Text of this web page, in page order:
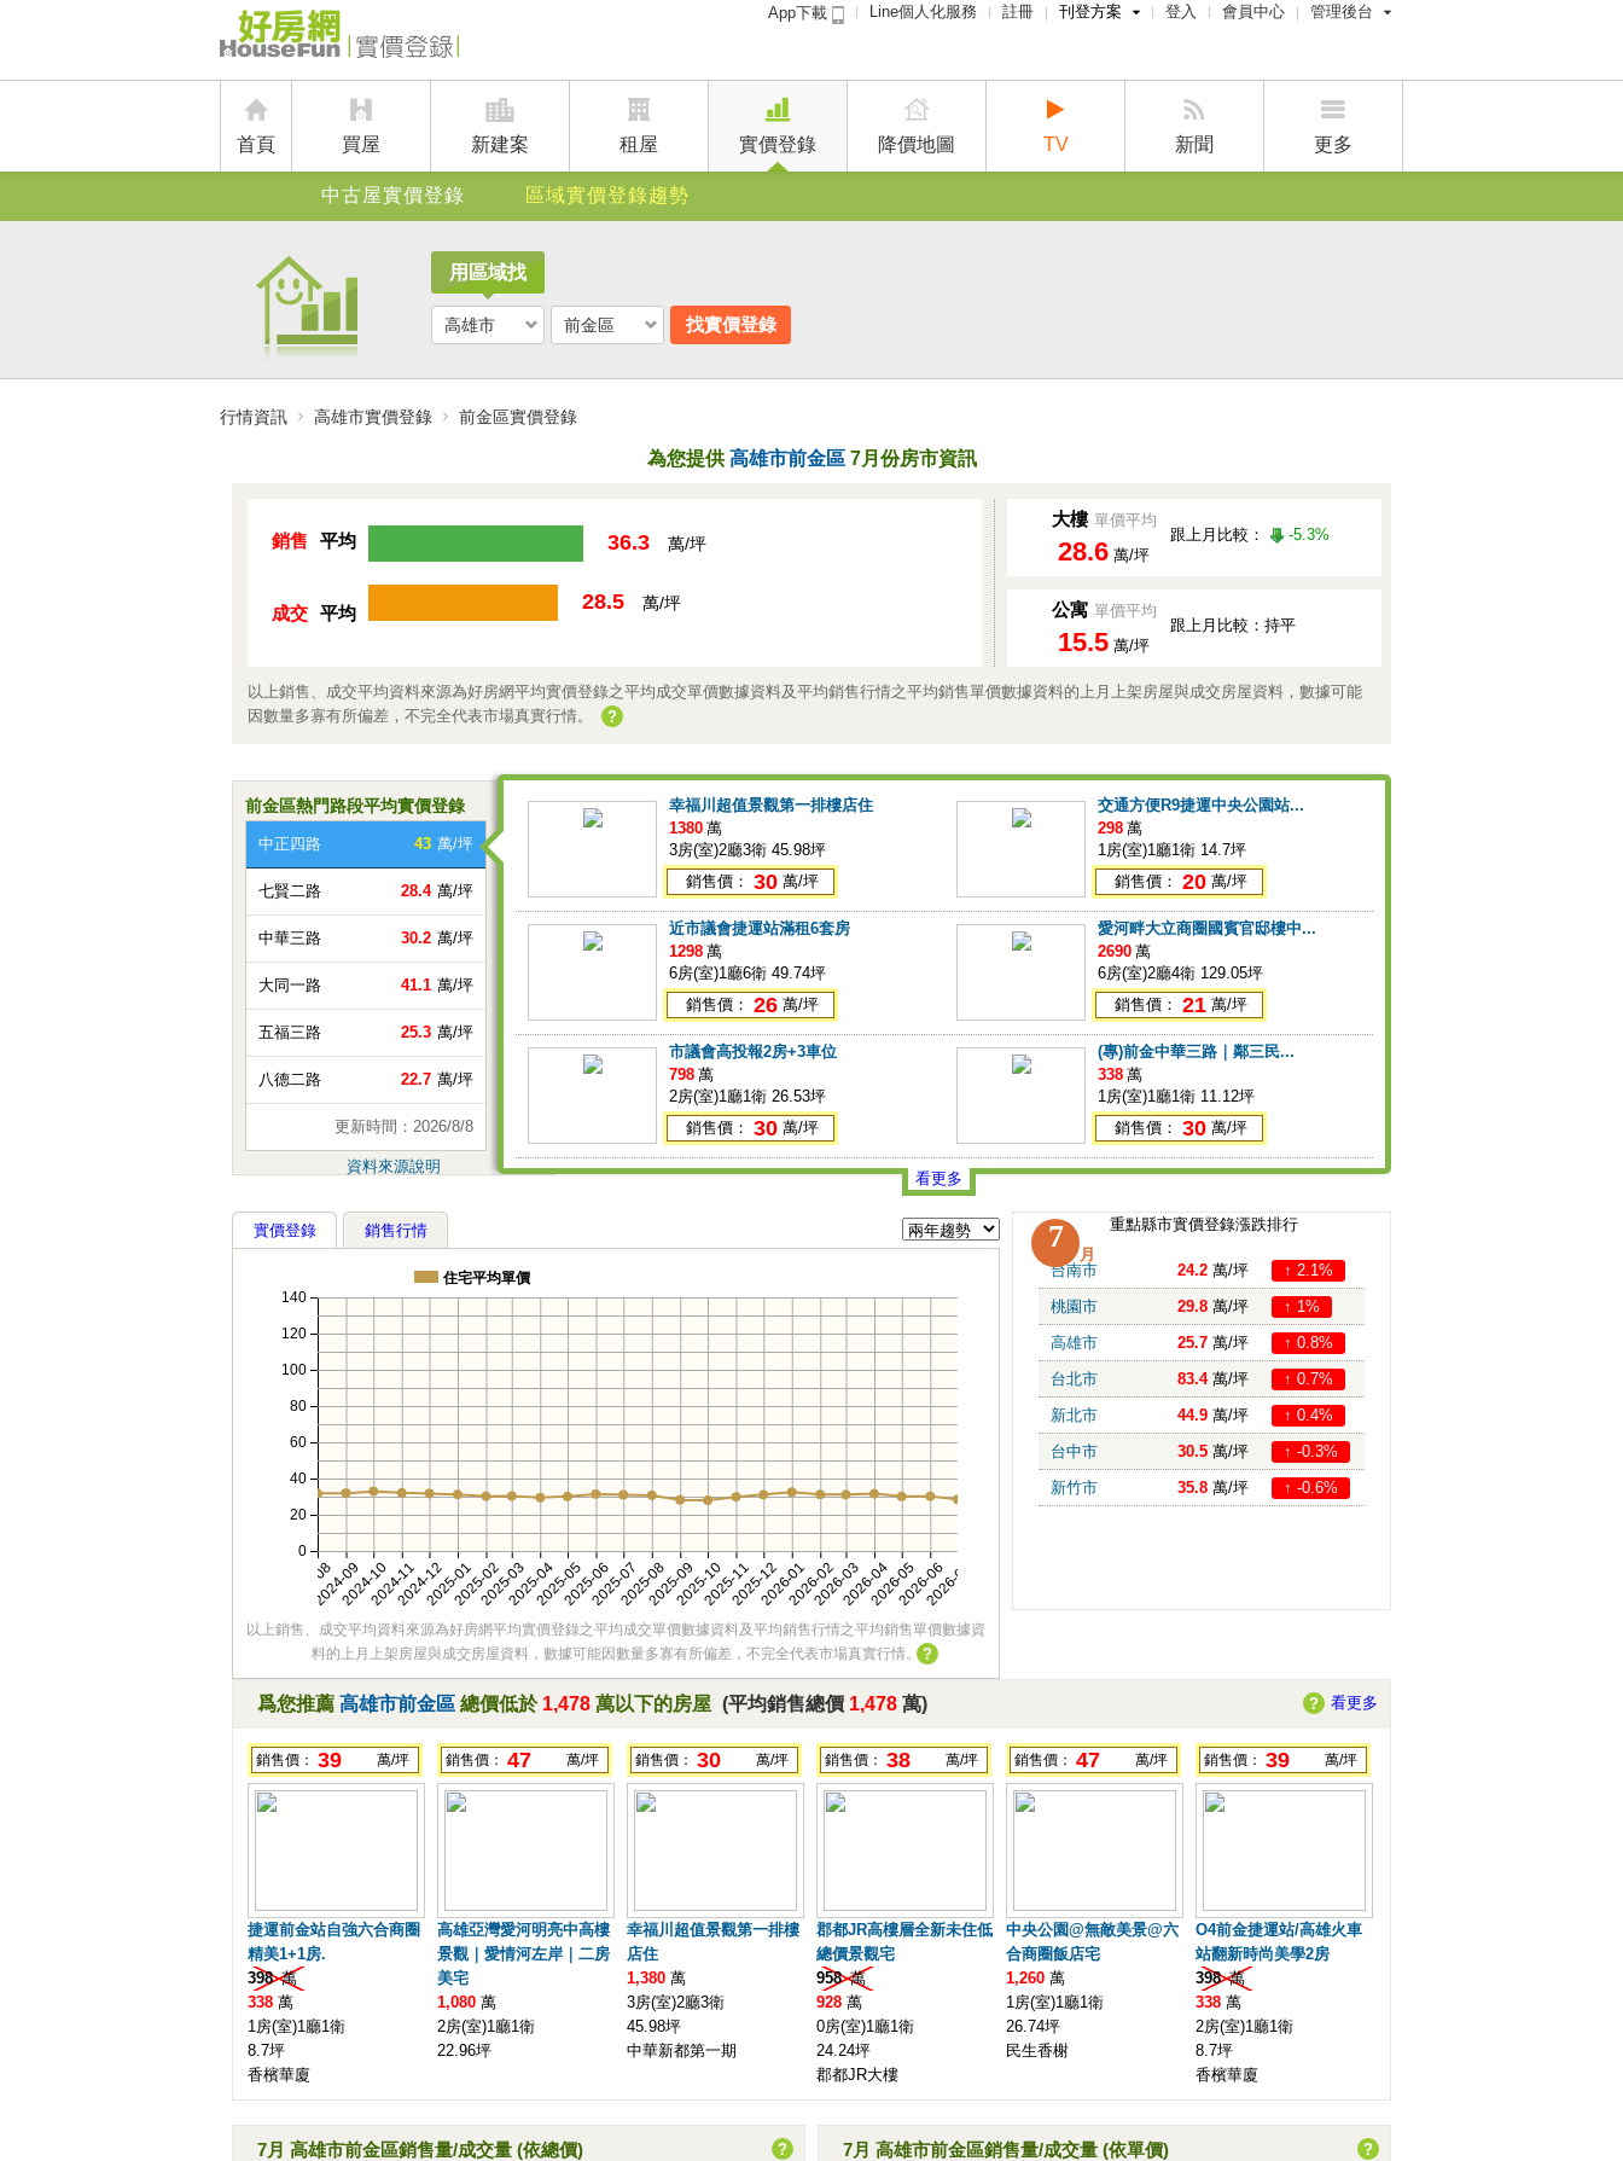
App下載 Line個人化服務 註冊 刊登方案
賣屋刊登
廣告刊登
建案刊登
登入 會員中心 管理後台
屋主管理後台
首頁 買屋 新建案 租屋 實價登錄 降價地圖 TV 新聞 更多
中古屋實價登錄 區域實價登錄趨勢
用區域找
高雄市 前金區 找實價登錄
行情資訊 高雄市實價登錄 前金區實價登錄
為您提供高雄市前金區 7月份房市資訊
銷售 平均
成交 平均
36.3 萬/坪
28.5 萬/坪
大樓 單價平均
28.6 萬/坪
跟上月比較： -5.3%
公寓 單價平均
15.5 萬/坪
跟上月比較：持平
以上銷售、成交平均資料來源為好房網平均實價登錄之平均成交單價數據資料及平均銷售行情之平均銷售單價數據資料的上月上架房屋與成交房屋資料，數據可能
因數量多寡有所偏差，不完全代表市場真實行情。
?
前金區熱門路段平均實價登錄
中正四路 43 萬/坪
七賢二路 28.4 萬/坪
中華三路 30.2 萬/坪
大同一路 41.1 萬/坪
五福三路 25.3 萬/坪
八德二路 22.7 萬/坪
更新時間：2026/8/8
資料來源說明
看更多
幸福川超值景觀第一排樓店住
1380 萬
3房(室)2廳3衛 45.98坪
銷售價： 30 萬/坪
交通方便R9捷運中央公園站...
298 萬
1房(室)1廳1衛 14.7坪
銷售價： 20 萬/坪
近市議會捷運站滿租6套房
1298 萬
6房(室)1廳6衛 49.74坪
銷售價： 26 萬/坪
愛河畔大立商圈國賓官邸樓中...
2690 萬
6房(室)2廳4衛 129.05坪
銷售價： 21 萬/坪
市議會高投報2房+3車位
798 萬
2房(室)1廳1衛 26.53坪
銷售價： 30 萬/坪
(專)前金中華三路｜鄰三民...
338 萬
1房(室)1廳1衛 11.12坪
銷售價： 30 萬/坪
實價登錄 銷售行情
2024-08
2024-092024-102024-112024-122025-012025-022025-032025-042025-052025-062025-072025-082025-092025-102025-112025-122026-012026-022026-032026-042026-052026-06
2026-07
0
20
40
60
80
100
120
140
住宅平均單價
以上銷售、成交平均資料來源為好房網平均實價登錄之平均成交單價數據資料及平均銷售行情之平均銷售單價數據資
料的上月上架房屋與成交房屋資料，數據可能因數量多寡有所偏差，不完全代表市場真實行情。 ?
7
月
重點縣市實價登錄漲跌排行
台南市 24.2 萬/坪
↑ 2.1%
桃園市
29.8 萬/坪
↑ 1%
高雄市
25.7 萬/坪
↑ 0.8%
台北市
83.4萬/坪
↑ 0.7%
新北市
44.9 萬/坪
↑ 0.4%
台中市
30.5 萬/坪
↑ -0.3%
新竹市
35.8 萬/坪 ↑ -0.6%
爲您推薦 高雄市前金區 總價低於 1,478 萬以下的房屋 (平均銷售總價 1,478 萬) 看更多
銷售價： 39 萬/坪
捷運前金站自強六合商圈
精美1+1房.
398 萬
338 萬
1房(室)1廳1衛
8.7坪
香檳華廈
銷售價： 47 萬/坪
高雄亞灣愛河明亮中高樓
景觀｜愛情河左岸｜二房
美宅
1,080 萬
2房(室)1廳1衛
22.96坪
銷售價： 30 萬/坪
幸福川超值景觀第一排樓
店住
1,380 萬
3房(室)2廳3衛
45.98坪
中華新都第一期
銷售價： 38 萬/坪
郡都JR高樓層全新未住低
總價景觀宅
958 萬
928 萬
0房(室)1廳1衛
24.24坪
郡都JR大樓
銷售價： 47 萬/坪
中央公園@無敵美景@六
合商圈飯店宅
1,260 萬
1房(室)1廳1衛
26.74坪
民生香榭
銷售價： 39 萬/坪
O4前金捷運站/高雄火車
站翻新時尚美學2房
398 萬
338 萬
2房(室)1廳1衛
8.7坪
香檳華廈
?
7月 高雄市前金區銷售量/成交量 (依總價) ? 7月 高雄市前金區銷售量/成交量 (依單價) ?